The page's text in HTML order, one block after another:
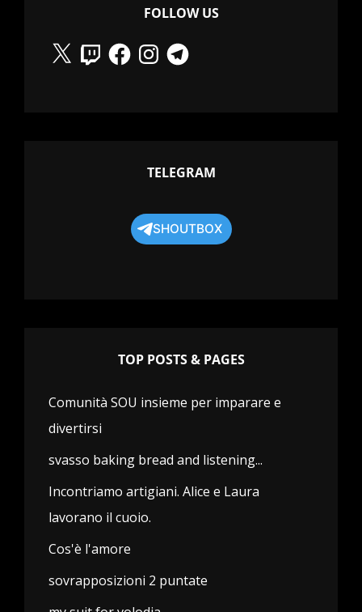
FOLLOW US
X
TwitchFacebookInstagramTelegram
TELEGRAM
SHOUTBOX
TOP POSTS & PAGES
Comunità SOU insieme per imparare e
divertirsi
svasso baking bread and listening...
Incontriamo artigiani. Alice e Laura
lavorano il cuoio.
Cos'è l'amore
sovrapposizioni 2 puntate